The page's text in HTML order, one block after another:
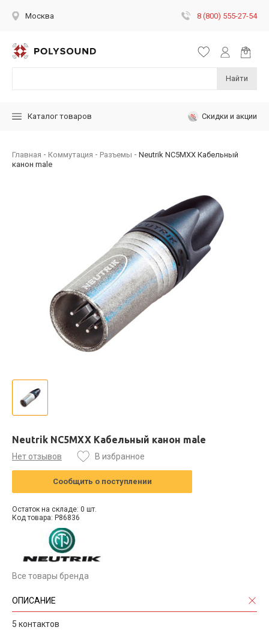
Москва 8 (800) 555-27-54
Найти
Каталог товаров Скидки и акции
Главная Коммутация Разъемы
Neutrik NC5MXX Кабельный
канон male
Neutrik NC5MXX Кабельный канон male
Нет отзывов В избранное
Сообщить о поступлении
Остаток на складе: 0 шт.
Код товара: P86836
Все товары бренда
ОПИСАНИЕ
5 контактов